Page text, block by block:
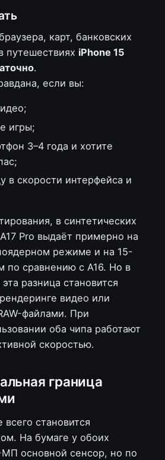
карт, банковских
путешествиях iPhone 15
.
если вы:
игры;
3–4 года и хотите
в скорости интерфейса и
в синтетических
Pro выдаёт примерно на
режиме и на 15-
по сравнению с A16. Но в
разница становится
видео или
файлами. При
оба чипа работают
скоростью.
граница
становится
На бумаге у обоих
основной сенсор, но по